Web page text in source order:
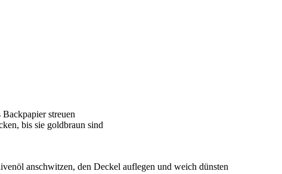
streuen
bis sie goldbraun sind
anschwitzen, den Deckel auflegen und weich dünsten